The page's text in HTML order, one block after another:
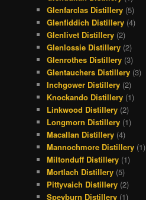
Glenfarclas Distillery (5)
Glenfiddich Distillery (4)
Glenlivet Distillery (2)
Glenlossie Distillery (2)
Glenrothes Distillery (3)
Glentauchers Distillery (3)
Inchgower Distillery (2)
Knockando Distillery (1)
Linkwood Distillery (2)
Longmorn Distillery (1)
Macallan Distillery (4)
Mannochmore Distillery (1)
Miltonduff Distillery (1)
Mortlach Distillery (5)
Pittyvaich Distillery (2)
Speyburn Distillery (1)